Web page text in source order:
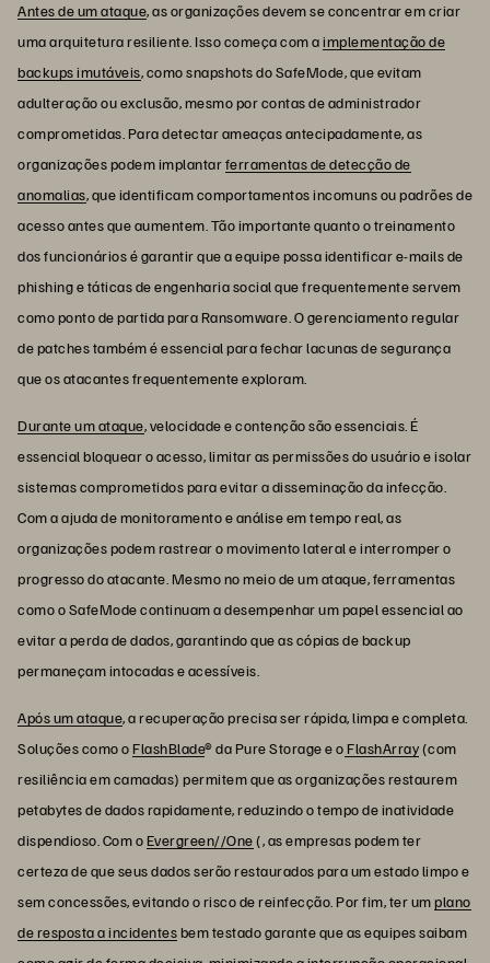
Antes de um ataque, as organizações devem se concentrar em criar
uma arquitetura resiliente. Isso começa com aimplementação de
backups imutáveis, como snapshots do SafeMode, que evitam
adulteração ou exclusão, mesmo por contas de administrador
comprometidas. Para detectar ameaças antecipadamente, as
organizações podem implantarferramentas de detecção de
anomalias, que identificam comportamentos incomuns ou padrões de
acesso antes que aumentem. Tão importante quanto o treinamento
dos funcionários é garantir que a equipe possa identificar e-mails de
phishing e táticas de engenharia social que frequentemente servem
como ponto de partida para Ransomware. O gerenciamento regular
de patches também é essencial para fechar lacunas de segurança
que os atacantes frequentemente exploram.
Durante um ataque, velocidade e contenção são essenciais. É
essencial bloquear o acesso, limitar as permissões do usuário e isolar
sistemas comprometidos para evitar a disseminação da infecção.
Com a ajuda de monitoramento e análise em tempo real, as
organizações podem rastrear o movimento lateral e interromper o
progresso do atacante. Mesmo no meio de um ataque, ferramentas
como o SafeMode continuam a desempenhar um papel essencial ao
evitar a perda de dados, garantindo que as cópias de backup
permaneçam intocadas e acessíveis.
Após um ataque, a recuperação precisa ser rápida, limpa e completa.
Soluções como oFlashBlade® da Pure Storage e oFlashArray(com
resiliência em camadas) permitem que as organizações restaurem
petabytes de dados rapidamente, reduzindo o tempo de inatividade
dispendioso. Com oEvergreen//One(, as empresas podem ter
certeza de que seus dados serão restaurados para um estado limpo e
sem concessões, evitando o risco de reinfecção. Por fim, ter umplano
de resposta a incidentesbem testado garante que as equipes saibam